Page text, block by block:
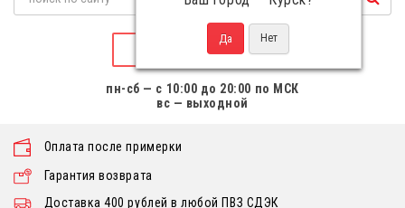
НАПИСАТЬ НАМ
пн-сб — с 10:00 до 20:00 по МСК
вс — выходной
Оплата после примерки
Гарантия возврата
Доставка 400 рублей в любой ПВЗ СДЭК